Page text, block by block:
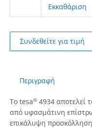
Εκκαθάριση
Συνδεθείτε για τιμή
Περιγραφή
Το tesa® 4934 αποτελεί
από υφασμάτινη
επικάλυψη